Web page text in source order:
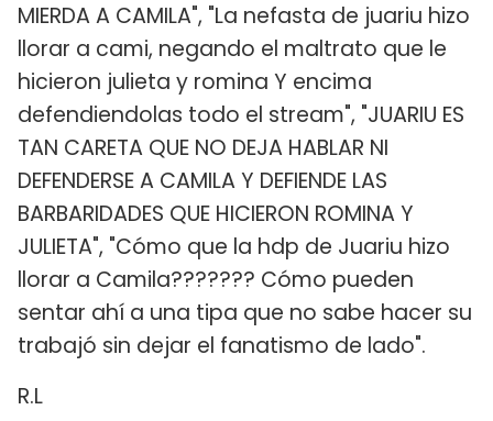
MIERDA A CAMILA", "La nefasta de juariu hizo
llorar a cami, negando el maltrato que le
hicieron julieta y romina Y encima
defendiendolas todo el stream", "JUARIU ES
TAN CARETA QUE NO DEJA HABLAR NI
DEFENDERSE A CAMILA Y DEFIENDE LAS
BARBARIDADES QUE HICIERON ROMINA Y
JULIETA", "Cómo que la hdp de Juariu hizo
llorar a Camila??????? Cómo pueden
sentar ahí a una tipa que no sabe hacer su
trabajó sin dejar el fanatismo de lado".
R.L